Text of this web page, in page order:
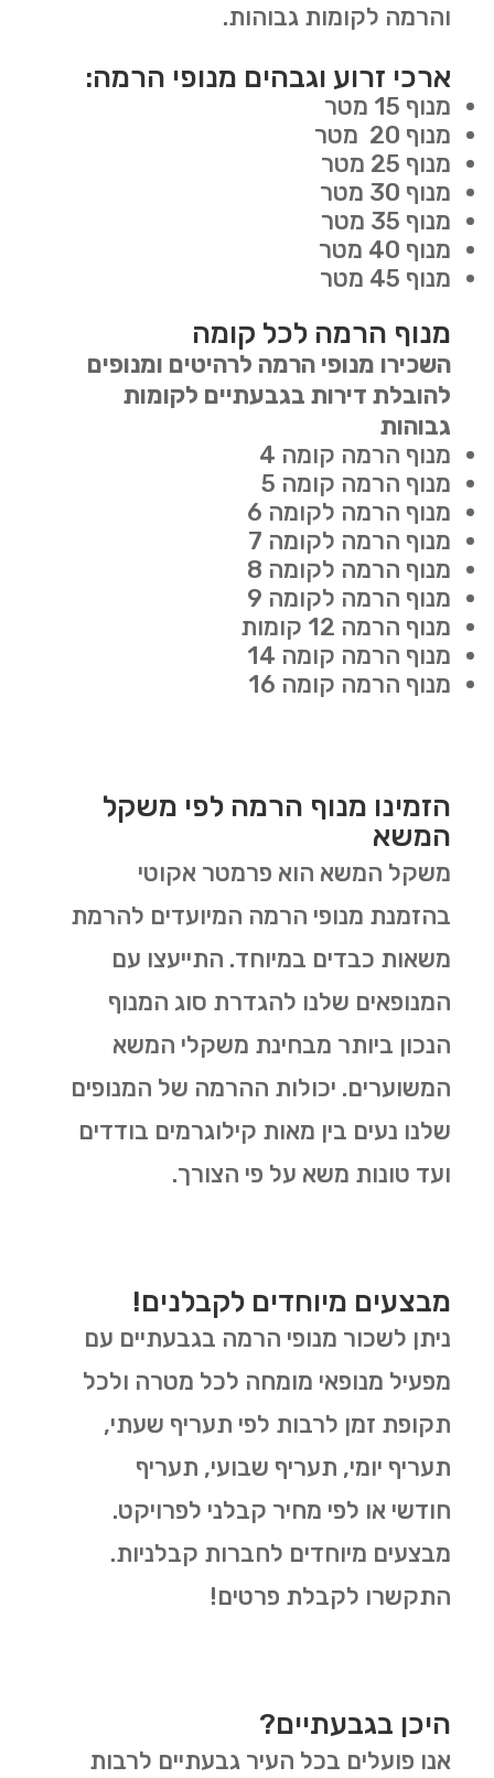
והרמה לקומות גבוהות.
ארכי זרוע וגבהים מנופי הרמה:
מנוף 15 מטר
מנוף 20 מטר
מנוף 25 מטר
מנוף 30 מטר
מנוף 35 מטר
מנוף 40 מטר
מנוף 45 מטר
מנוף הרמה לכל קומה
השכירו מנופי הרמה לרהיטים ומנופים
להובלת דירות בגבעתיים לקומות
גבוהות
מנוף הרמה קומה 4
מנוף הרמה קומה 5
מנוף הרמה לקומה 6
מנוף הרמה לקומה 7
מנוף הרמה לקומה 8
מנוף הרמה לקומה 9
מנוף הרמה 12 קומות
מנוף הרמה קומה 14
מנוף הרמה קומה 16
הזמינו מנוף הרמה לפי משקל
המשא
משקל המשא הוא פרמטר אקוטי
בהזמנת מנופי הרמה המיועדים להרמת
משאות כבדים במיוחד. התייעצו עם
המנופאים שלנו להגדרת סוג המנוף
הנכון ביותר מבחינת משקלי המשא
המשוערים. יכולות ההרמה של המנופים
שלנו נעים בין מאות קילוגרמים בודדים
ועד טונות משא על פי הצורך.
מבצעים מיוחדים לקבלנים!
ניתן לשכור מנופי הרמה בגבעתיים עם
מפעיל מנופאי מומחה לכל מטרה ולכל
תקופת זמן לרבות לפי תעריף שעתי,
תעריף יומי, תעריף שבועי, תעריף
חודשי או לפי מחיר קבלני לפרויקט.
מבצעים מיוחדים לחברות קבלניות.
התקשרו לקבלת פרטים!
היכן בגבעתיים?
אנו פועלים בכל העיר גבעתיים לרבות